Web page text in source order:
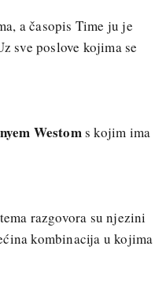
a časopis Time ju je
sve poslove kojima se
Westoms kojim ima
razgovora su njezini
kombinacija u kojima